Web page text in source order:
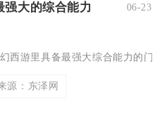
大的综合能力 06-23
西游里具备最强大综合能力的门
源：东泽网